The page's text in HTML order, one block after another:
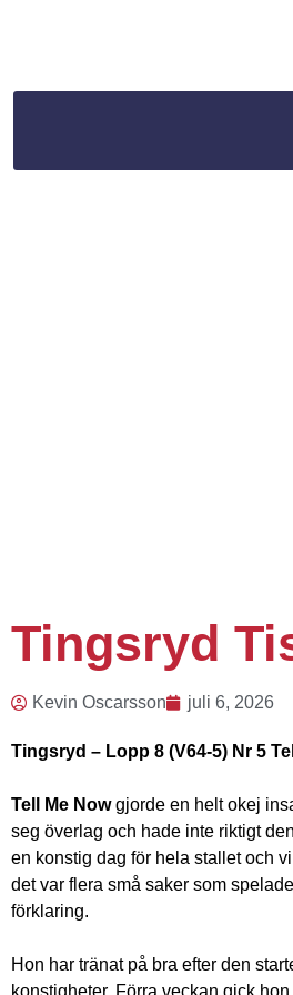
Tingsryd
Kevin Oscarsson juli 6, 2026
Tingsryd – Lopp 8 (V64-5) Nr 5
Tell Me Nowgjorde en helt okej
seg överlag och hade inte riktigt
en konstig dag för hela stallet och
det var flera små saker som
förklaring.
Hon har tränat på bra efter den